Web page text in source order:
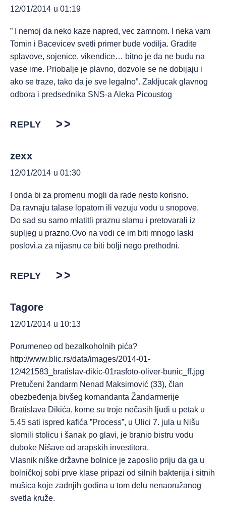
12/01/2014 u 01:19
” I nemoj da neko kaze napred, vec zamnom. I neka vam
Tomin i Bacevicev svetli primer bude vodilja. Gradite
splavove, sojenice, vikendice… bitno je da ne budu na
vase ime. Priobalje je plavno, dozvole se ne dobijaju i
ako se traze, tako da je sve legalno”. Zakljucak glavnog
odbora i predsednika SNS-a Aleka Picoustog
REPLY
zexx
12/01/2014 u 01:30
I onda bi za promenu mogli da rade nesto korisno.
Da ravnaju talase lopatom ili vezuju vodu u snopove.
Do sad su samo mlatitli praznu slamu i pretovarali iz
supljeg u prazno.Ovo na vodi ce im biti mnogo laski
poslovi,a za nijasnu ce biti bolji nego prethodni.
REPLY
Tagore
12/01/2014 u 10:13
Porumeneo od bezalkoholnih pića?
http://www.blic.rs/data/images/2014-01-
12/421583_bratislav-dikic-01rasfoto-oliver-bunic_ff.jpg
Pretučeni žandarm Nenad Maksimović (33), član
obezbeđenja bivšeg komandanta Žandarmerije
Bratislava Dikića, kome su troje nečasih ljudi u petak u
5.45 sati ispred kafića ”Process”, u Ulici 7. jula u Nišu
slomili stolicu i šanak po glavi, je branio bistru vodu
duboke Nišave od arapskih investitora.
Vlasnik niške državne bolnice je zaposlio priju da ga u
bolničkoj sobi prve klase pripazi od silnih bakterija i sitnih
mušica koje zadnjih godina u tom delu nenaoružanog
svetla kruže.